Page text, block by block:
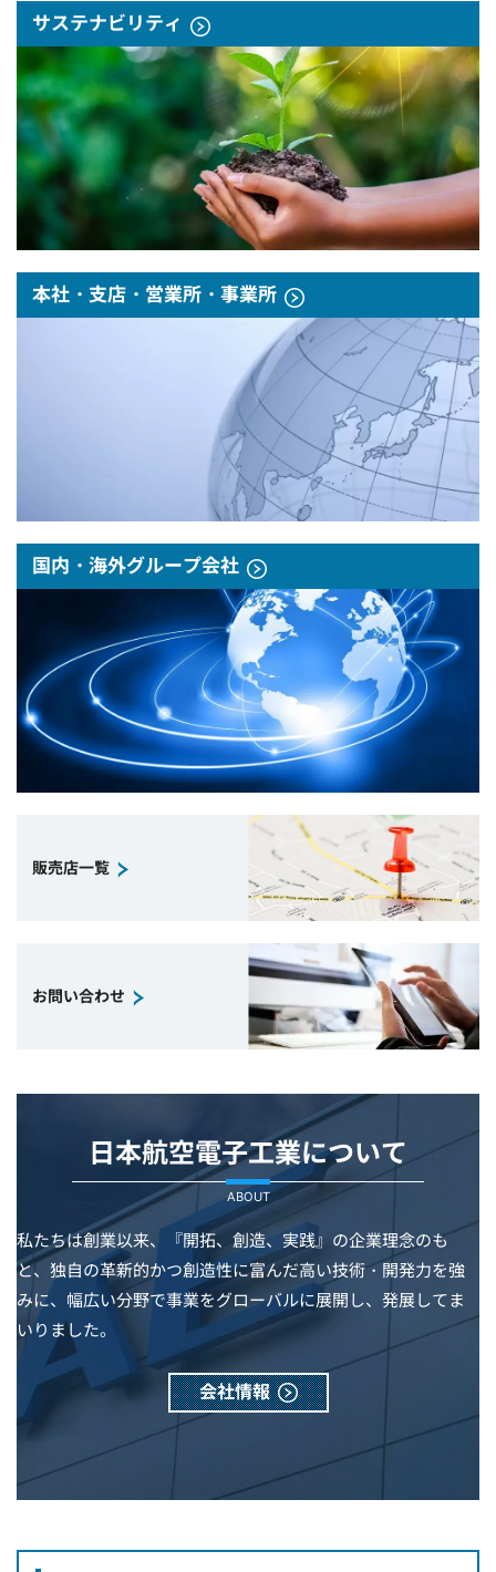
サステナビリティ
本社・支店・営業所・事業所
国内・海外グループ会社
販売店一覧
お問い合わせ
日本航空電子工業について
ABOUT
私たちは創業以来、『開拓、創造、実践』の企業理念のも
と、独自の革新的かつ創造性に富んだ高い技術・開発力を強
みに、幅広い分野で事業をグローバルに展開し、発展してま
いりました。
会社情報